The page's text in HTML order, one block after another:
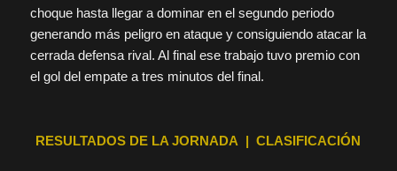
choque hasta llegar a dominar en el segundo periodo
generando más peligro en ataque y consiguiendo atacar la
cerrada defensa rival. Al final ese trabajo tuvo premio con
el gol del empate a tres minutos del final.
RESULTADOS DE LA JORNADA | CLASIFICACIÓN